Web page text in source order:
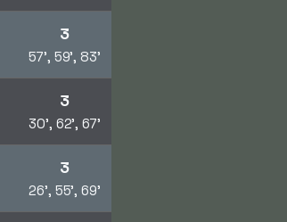
3
57', 59', 83'
3
30', 62', 67'
3
26', 55', 69'